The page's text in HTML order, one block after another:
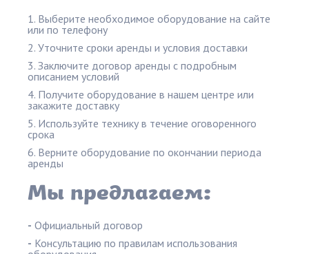
Выберите необходимое оборудование на сайте
или по телефону
Уточните сроки аренды и условия доставки
Заключите договор аренды с подробным
описанием условий
Получите оборудование в нашем центре или
закажите доставку
Используйте технику в течение оговоренного
срока
Верните оборудование по окончании периода
аренды
Мы предлагаем:
- Официальный договор
- Консультацию по правилам использования